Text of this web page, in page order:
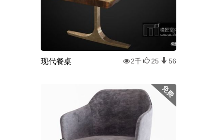
现代餐桌 2千 25 56